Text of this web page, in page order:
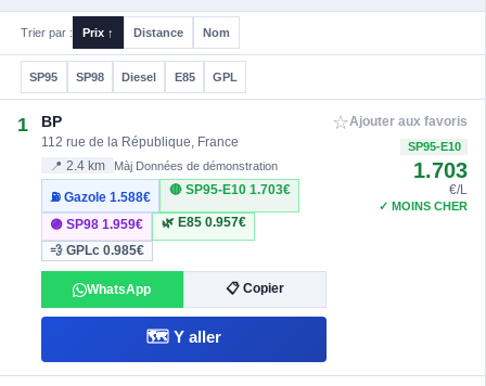
Trier par : Prix ↑ Distance Nom
SP95 SP98 Diesel E85 GPL
1 BP
112 rue de la République, France
📍 2.4 km Màj Données de démonstration
⛽ Gazole1.588€
🔴 SP95-E10 1.703€
🟣 SP981.959€ 🌿 E85 0.957€
💨 GPLc0.985€
WhatsApp 📋 Copier
🗺️ Y aller
☆Ajouter aux favoris
SP95-E10
1.703
€/L
✓ MOINS CHER